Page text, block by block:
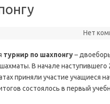
Нет
турнир по шахпонгу–
В начале наступившего
приняли участие учащиеся
состоялось в первый